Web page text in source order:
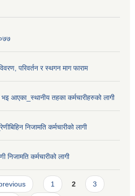
परिवर्तन र स्थगन माग फाराम
आएका_स्थानीय तहका कर्मचारीहरुको लागी
निजामति कर्मचारीको लागी
कर्मचारीको लागी
1 2 3